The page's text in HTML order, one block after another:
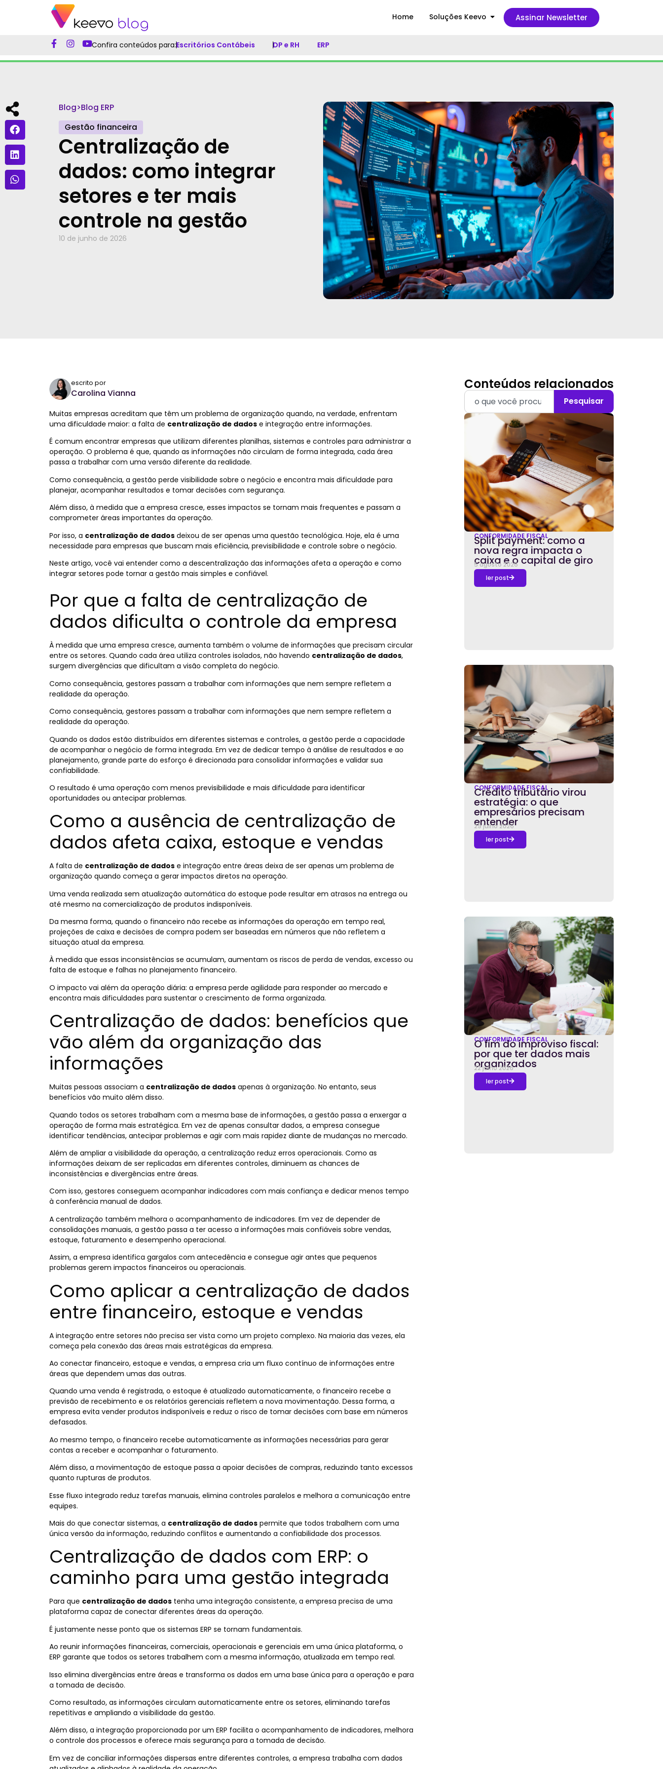
Home Soluções Keevo Assinar Newsletter
Confira conteúdos para:Escritórios Contábeis DP e RH ERP
Blog>Blog ERP
Gestão financeira
Centralização de
dados: como integrar
setores e ter mais
controle na gestão
10 de junho de 2026
escrito por
Carolina Vianna
Muitas empresas acreditam que têm um problema de organização quando, na verdade, enfrentam
uma dificuldade maior: a falta de centralização de dados e integração entre informações.
É comum encontrar empresas que utilizam diferentes planilhas, sistemas e controles para administrar a
operação. O problema é que, quando as informações não circulam de forma integrada, cada área
passa a trabalhar com uma versão diferente da realidade.
Como consequência, a gestão perde visibilidade sobre o negócio e encontra mais dificuldade para
planejar, acompanhar resultados e tomar decisões com segurança.
Além disso, à medida que a empresa cresce, esses impactos se tornam mais frequentes e passam a
comprometer áreas importantes da operação.
Por isso, a centralização de dados deixou de ser apenas uma questão tecnológica. Hoje, ela é uma
necessidade para empresas que buscam mais eficiência, previsibilidade e controle sobre o negócio.
Neste artigo, você vai entender como a descentralização das informações afeta a operação e como
integrar setores pode tornar a gestão mais simples e confiável.
Por que a falta de centralização de
dados dificulta o controle da empresa
À medida que uma empresa cresce, aumenta também o volume de informações que precisam circular
entre os setores. Quando cada área utiliza controles isolados, não havendo centralização de dados,
surgem divergências que dificultam a visão completa do negócio.
Como consequência, gestores passam a trabalhar com informações que nem sempre refletem a
realidade da operação.
Como consequência, gestores passam a trabalhar com informações que nem sempre refletem a
realidade da operação.
Quando os dados estão distribuídos em diferentes sistemas e controles, a gestão perde a capacidade
de acompanhar o negócio de forma integrada. Em vez de dedicar tempo à análise de resultados e ao
planejamento, grande parte do esforço é direcionada para consolidar informações e validar sua
confiabilidade.
O resultado é uma operação com menos previsibilidade e mais dificuldade para identificar
oportunidades ou antecipar problemas.
Como a ausência de centralização de
dados afeta caixa, estoque e vendas
A falta de centralização de dados e integração entre áreas deixa de ser apenas um problema de
organização quando começa a gerar impactos diretos na operação.
Uma venda realizada sem atualização automática do estoque pode resultar em atrasos na entrega ou
até mesmo na comercialização de produtos indisponíveis.
Da mesma forma, quando o financeiro não recebe as informações da operação em tempo real,
projeções de caixa e decisões de compra podem ser baseadas em números que não refletem a
situação atual da empresa.
À medida que essas inconsistências se acumulam, aumentam os riscos de perda de vendas, excesso ou
falta de estoque e falhas no planejamento financeiro.
O impacto vai além da operação diária: a empresa perde agilidade para responder ao mercado e
encontra mais dificuldades para sustentar o crescimento de forma organizada.
Centralização de dados: benefícios que
vão além da organização das
informações
Muitas pessoas associam a centralização de dados apenas à organização. No entanto, seus
benefícios vão muito além disso.
Quando todos os setores trabalham com a mesma base de informações, a gestão passa a enxergar a
operação de forma mais estratégica. Em vez de apenas consultar dados, a empresa consegue
identificar tendências, antecipar problemas e agir com mais rapidez diante de mudanças no mercado.
Além de ampliar a visibilidade da operação, a centralização reduz erros operacionais. Como as
informações deixam de ser replicadas em diferentes controles, diminuem as chances de
inconsistências e divergências entre áreas.
Com isso, gestores conseguem acompanhar indicadores com mais confiança e dedicar menos tempo
à conferência manual de dados.
A centralização também melhora o acompanhamento de indicadores. Em vez de depender de
consolidações manuais, a gestão passa a ter acesso a informações mais confiáveis sobre vendas,
estoque, faturamento e desempenho operacional.
Assim, a empresa identifica gargalos com antecedência e consegue agir antes que pequenos
problemas gerem impactos financeiros ou operacionais.
Como aplicar a centralização de dados
entre financeiro, estoque e vendas
A integração entre setores não precisa ser vista como um projeto complexo. Na maioria das vezes, ela
começa pela conexão das áreas mais estratégicas da empresa.
Ao conectar financeiro, estoque e vendas, a empresa cria um fluxo contínuo de informações entre
áreas que dependem umas das outras.
Quando uma venda é registrada, o estoque é atualizado automaticamente, o financeiro recebe a
previsão de recebimento e os relatórios gerenciais refletem a nova movimentação. Dessa forma, a
empresa evita vender produtos indisponíveis e reduz o risco de tomar decisões com base em números
defasados.
Ao mesmo tempo, o financeiro recebe automaticamente as informações necessárias para gerar
contas a receber e acompanhar o faturamento.
Além disso, a movimentação de estoque passa a apoiar decisões de compras, reduzindo tanto excessos
quanto rupturas de produtos.
Esse fluxo integrado reduz tarefas manuais, elimina controles paralelos e melhora a comunicação entre
equipes.
Mais do que conectar sistemas, a centralização de dados permite que todos trabalhem com uma
única versão da informação, reduzindo conflitos e aumentando a confiabilidade dos processos.
Centralização de dados com ERP: o
caminho para uma gestão integrada
Para que centralização de dados tenha uma integração consistente, a empresa precisa de uma
plataforma capaz de conectar diferentes áreas da operação.
É justamente nesse ponto que os sistemas ERP se tornam fundamentais.
Ao reunir informações financeiras, comerciais, operacionais e gerenciais em uma única plataforma, o
ERP garante que todos os setores trabalhem com a mesma informação, atualizada em tempo real.
Isso elimina divergências entre áreas e transforma os dados em uma base única para a operação e para
a tomada de decisão.
Como resultado, as informações circulam automaticamente entre os setores, eliminando tarefas
repetitivas e ampliando a visibilidade da gestão.
Além disso, a integração proporcionada por um ERP facilita o acompanhamento de indicadores, melhora
o controle dos processos e oferece mais segurança para a tomada de decisão.
Em vez de conciliar informações dispersas entre diferentes controles, a empresa trabalha com dados
Conteúdos relacionados
Pesquisar
CONFORMIDADE FISCAL
Split payment: como a
nova regra impacta o
caixa e o capital de giro
5 agosto 2026
ler post
CONFORMIDADE FISCAL
Crédito tributário virou
estratégia: o que
empresários precisam
entender
29 julho 2026
ler post
CONFORMIDADE FISCAL
O fim do improviso fiscal:
por que ter dados mais
organizados
22 julho 2026
ler post